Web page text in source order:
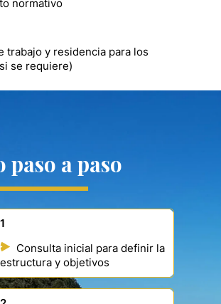
normativo
trabajo y residencia para los
se requiere)
paso a paso
1
Consulta inicial para definir la
estructura y objetivos